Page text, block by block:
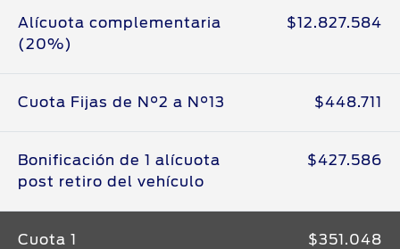
Alícuota complementaria
(20%)
$12.827.584
Cuota Fijas de N°2 a N°13 $448.711
Bonificación de 1 alícuota
post retiro del vehículo
$427.586
Cuota 1 $351.048